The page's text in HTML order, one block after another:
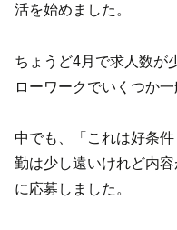
活を始めました。
ちょうど4月で求人数が
ローワークでいくつか
中でも、「これは好条
勤は少し遠いけれど内
に応募しました。